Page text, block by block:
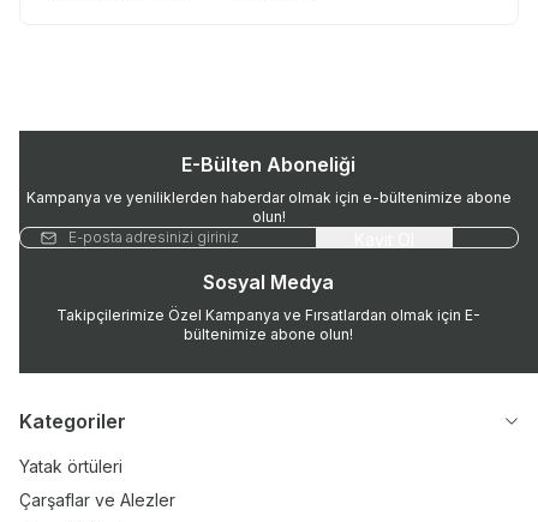
E-Bülten Aboneliği
Kampanya ve yeniliklerden haberdar olmak için e-bültenimize abone
olun!
Sosyal Medya
Takipçilerimize Özel Kampanya ve Fırsatlardan olmak için E-
bültenimize abone olun!
Kategoriler
Yatak örtüleri
Çarşaflar ve Alezler